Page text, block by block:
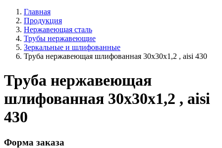
Главная
Продукция
Нержавеющая сталь
Трубы нержавеющие
Зеркальные и шлифованные
Труба нержавеющая шлифованная 30х30х1,2 , aisi 430
Труба нержавеющая
шлифованная 30х30х1,2 , aisi
430
Форма заказа